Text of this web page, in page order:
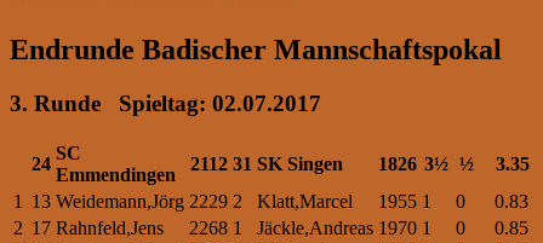
Endrunde Badischer Mannschaftspokal
3. Runde Spieltag: 02.07.2017
24
SC
Emmendingen
2112 31 SK Singen 1826 3½ ½
3.35
1
13 Weidemann,Jörg 2229 2 Klatt,Marcel 1955 1 0
0.83
2 17 Rahnfeld,Jens 2268 1 Jäckle,Andreas 1970 1 0
0.85